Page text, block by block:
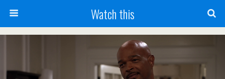
Watch this